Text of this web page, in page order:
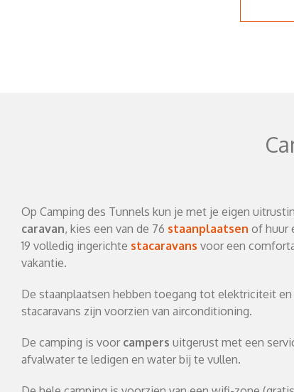
Op Camping des Tunnels kun je met je eigen
caravan, kies een van de 76 staanplaatsen of huur
19 volledig ingerichte stacaravans voor een
vakantie.
De staanplaatsen hebben toegang tot elektriciteit
stacaravans zijn voorzien van airconditioning.
De camping is voor campers uitgerust met een
afvalwater te ledigen en water bij te vullen.